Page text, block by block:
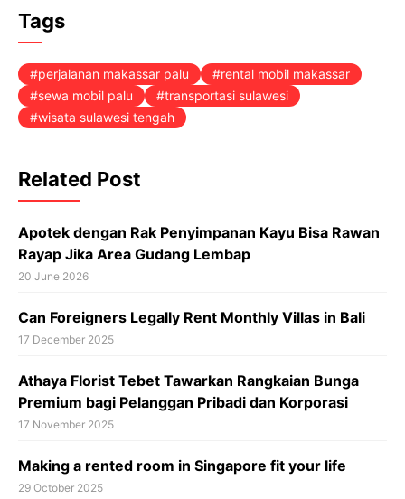
Tags
perjalanan makassar palu
rental mobil makassar
sewa mobil palu
transportasi sulawesi
wisata sulawesi tengah
Related Post
Apotek dengan Rak Penyimpanan Kayu Bisa Rawan
Rayap Jika Area Gudang Lembap
20 June 2026
Can Foreigners Legally Rent Monthly Villas in Bali
17 December 2025
Athaya Florist Tebet Tawarkan Rangkaian Bunga
Premium bagi Pelanggan Pribadi dan Korporasi
17 November 2025
Making a rented room in Singapore fit your life
29 October 2025